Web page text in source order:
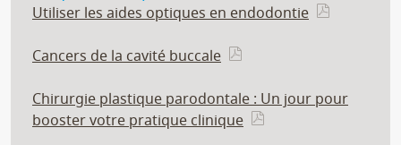
Utiliser les aides optiques en endodontie
Cancers de la cavité buccale
Chirurgie plastique parodontale : Un jour pour
booster votre pratique clinique